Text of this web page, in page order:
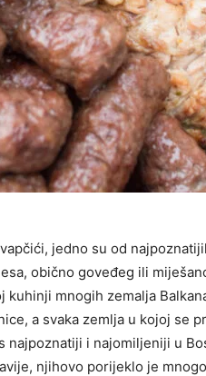
jedno su od
obično goveđeg ili
kuhinji mnogih zemalja
a svaka zemlja u kojoj se
najpoznatiji i najomiljeniji u
njihovo porijeklo je